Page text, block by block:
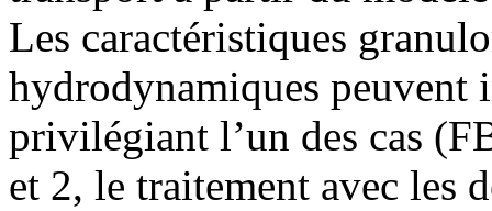
Les caractéristiques
hydrodynamiques peuvent
privilégiant l’un des cas
et 2, le traitement avec les